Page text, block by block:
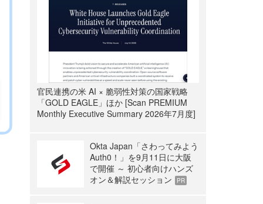
官民連携の米 AI × 脆弱性対策の国家戦略
「GOLD EAGLE」ほか [Scan PREMIUM
Monthly Executive Summary 2026年7月度]
Okta Japan「さわってみよう
Auth0！」を9月11日に大阪
で開催 ～ 初心者向けハンズ
オン＆解説セッション
PR